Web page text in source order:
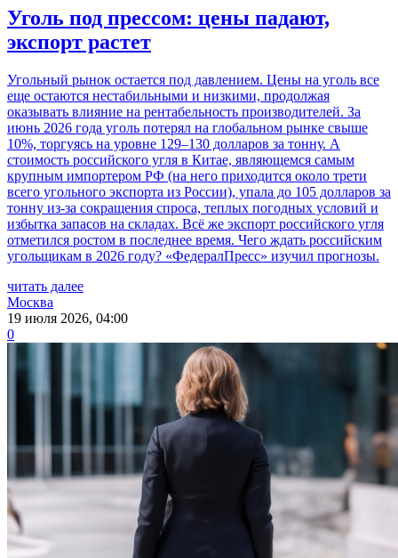
Уголь под прессом: цены падают,
экспорт растет
Угольный рынок остается под давлением. Цены на уголь все
еще остаются нестабильными и низкими, продолжая
оказывать влияние на рентабельность производителей. За
июнь 2026 года уголь потерял на глобальном рынке свыше
10%, торгуясь на уровне 129–130 долларов за тонну. А
стоимость российского угля в Китае, являющемся самым
крупным импортером РФ (на него приходится около трети
всего угольного экспорта из России), упала до 105 долларов за
тонну из-за сокращения спроса, теплых погодных условий и
избытка запасов на складах. Всё же экспорт российского угля
отметился ростом в последнее время. Чего ждать российским
угольщикам в 2026 году? «ФедералПресс» изучил прогнозы.
читать далее
Москва
19 июля 2026, 04:00
0